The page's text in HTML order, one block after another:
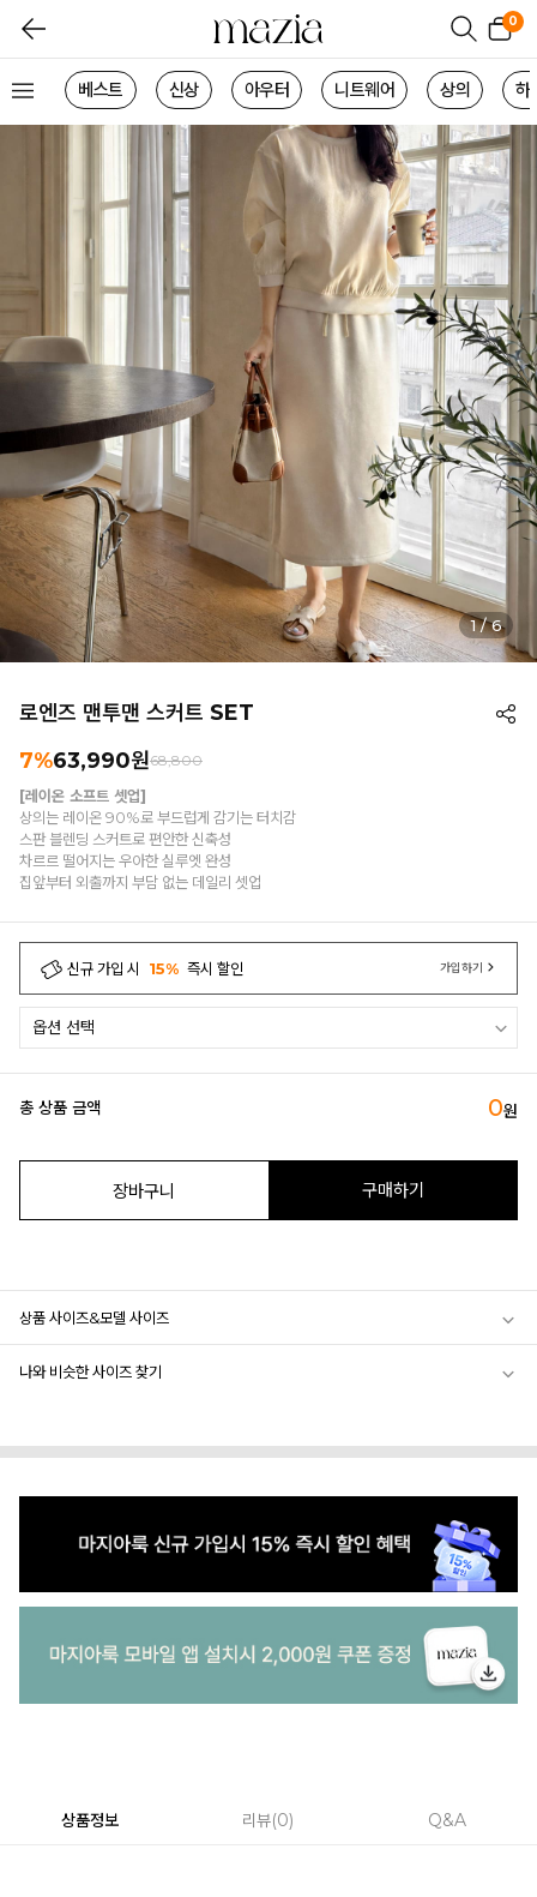
0
베스트 신상 아우터 니트웨어 상의 하
1 / 6
로엔즈 맨투맨 스커트 SET
7%63,990원68,800
[레이온 소프트 셋업]
상의는 레이온 90%로 부드럽게 감기는 터치감
스판 블렌딩 스커트로 편안한 신축성
차르르 떨어지는 우아한 실루엣 완성
집앞부터 외출까지 부담 없는 데일리 셋업
신규 가입 시 15% 즉시 할인 가입하기
총 상품 금액 0원
장바구니 구매하기
상품 사이즈&모델 사이즈
나와 비슷한 사이즈 찾기
상품정보 리뷰 0 Q&A